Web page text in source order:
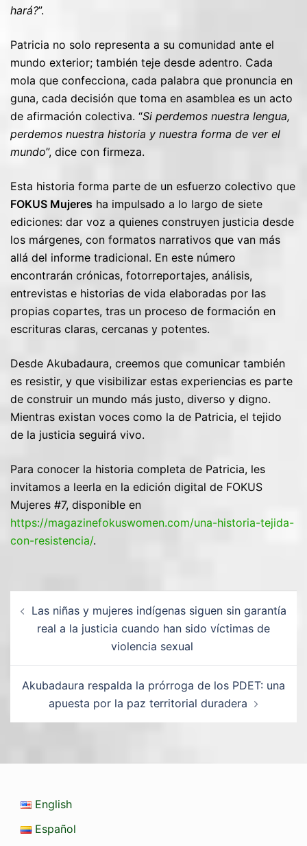
hará?”.
Patricia no solo representa a su comunidad ante el
mundo exterior; también teje desde adentro. Cada
mola que confecciona, cada palabra que pronuncia en
guna, cada decisión que toma en asamblea es un acto
de afirmación colectiva. “Si perdemos nuestra lengua,
perdemos nuestra historia y nuestra forma de ver el
mundo”, dice con firmeza.
Esta historia forma parte de un esfuerzo colectivo que
FOKUS Mujeres ha impulsado a lo largo de siete
ediciones: dar voz a quienes construyen justicia desde
los márgenes, con formatos narrativos que van más
allá del informe tradicional. En este número
encontrarán crónicas, fotorreportajes, análisis,
entrevistas e historias de vida elaboradas por las
propias copartes, tras un proceso de formación en
escrituras claras, cercanas y potentes.
Desde Akubadaura, creemos que comunicar también
es resistir, y que visibilizar estas experiencias es parte
de construir un mundo más justo, diverso y digno.
Mientras existan voces como la de Patricia, el tejido
de la justicia seguirá vivo.
Para conocer la historia completa de Patricia, les
invitamos a leerla en la edición digital de FOKUS
Mujeres #7, disponible en
https://magazinefokuswomen.com/una-historia-tejida-
con-resistencia/.
Las niñas y mujeres indígenas siguen sin garantía
real a la justicia cuando han sido víctimas de
violencia sexual
Akubadaura respalda la prórroga de los PDET: una
apuesta por la paz territorial duradera
English
Español